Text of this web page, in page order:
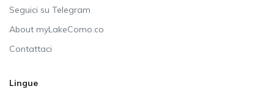
Seguici su Telegram
About myLakeComo.co
Contattaci
Lingue